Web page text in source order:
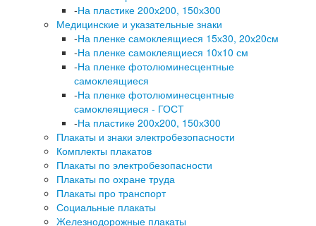
-На пластике 200х200, 150х300
Медицинские и указательные знаки
-На пленке самоклеящиеся 15х30, 20х20см
-На пленке самоклеящиеся 10х10 см
-На пленке фотолюминесцентные
самоклеящиеся
-На пленке фотолюминесцентные
самоклеящиеся - ГОСТ
-На пластике 200х200, 150х300
Плакаты и знаки электробезопасности
Комплекты плакатов
Плакаты по электробезопасности
Плакаты по охране труда
Плакаты про транспорт
Социальные плакаты
Железнодорожные плакаты